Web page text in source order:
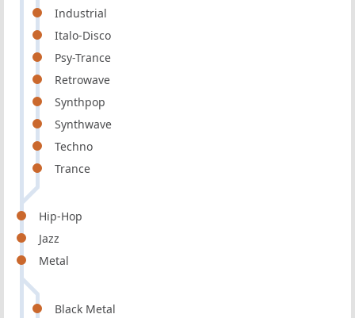
Industrial
Italo-Disco
Psy-Trance
Retrowave
Synthpop
Synthwave
Techno
Trance
Hip-Hop
Jazz
Metal
Black Metal